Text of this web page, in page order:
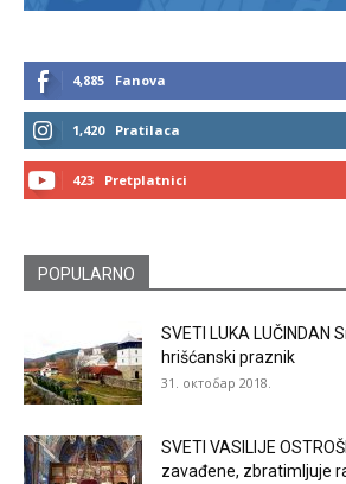
4,885 Fanova
1,420 Pratilaca
423 Pretplatnici
POPULARNO
SVETI LUKA LUČINDAN
hrišćanski praznik
31. октобар 2018.
SVETI VASILIJE
zavađene, zbratimljuje